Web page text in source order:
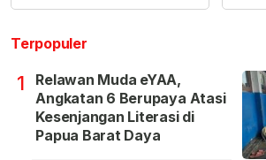
Terpopuler
1
Relawan Muda eYAA,
Angkatan 6 Berupaya Atasi
Kesenjangan Literasi di
Papua Barat Daya